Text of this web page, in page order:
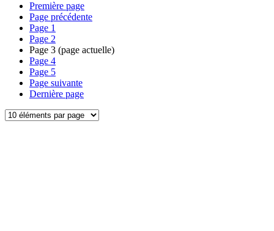
Première page
Page précédente
Page 1
Page 2
Page 3 (page actuelle)
Page 4
Page 5
Page suivante
Dernière page